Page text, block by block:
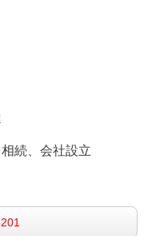
続、会社設立